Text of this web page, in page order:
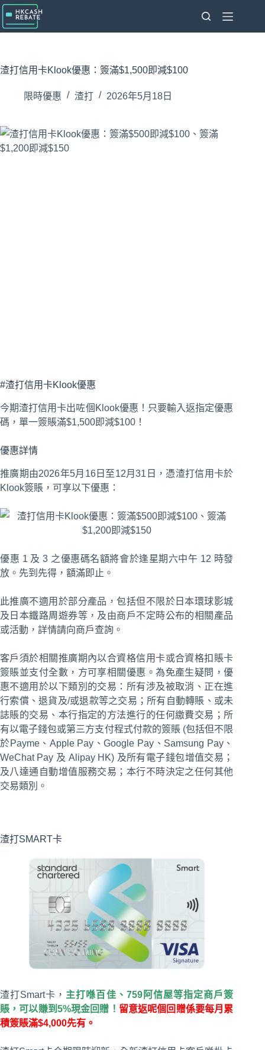
跳
至
主
內
渣打信用卡Klook優惠：簽滿$1,500即減$100
限時優惠 渣打 2026年5月18日
#渣打信用卡Klook優惠
今期渣打信用卡出咗個Klook優惠！只要輸入返指定優惠
碼，單一簽賬滿$1,500即減$100！
優惠詳情
推廣期由2026年5月16日至12月31日，憑渣打信用卡於
Klook簽賬，可享以下優惠：
優惠 1 及 3 之優惠碼名額將會於逢星期六中午 12 時發
放。先到先得，額滿即止。
此推廣不適用於部分產品，包括但不限於日本環球影城
及日本鐵路周遊券等，及由商戶不定時公布的相關產品
或活動，詳情請向商戶查詢。
客戶須於相關推廣期內以合資格信用卡或合資格扣賬卡
簽賬並支付全數，方可享相關優惠。為免產生疑問，優
惠不適用於以下類別的交易：所有涉及被取消、正在進
行索償、退貨及/或退款等之交易；所有自動轉賬、或未
誌賬的交易、本行指定的方法進行的任何繳費交易；所
有以電子錢包或第三方支付程式付款的簽賬 (包括但不限
於Payme、Apple Pay、Google Pay、Samsung Pay、
WeChat Pay 及 Alipay HK) 及所有電子錢包增值交易；
及八達通自動增值服務交易；本行不時決定之任何其他
交易類別。
渣打SMART卡
渣打Smart卡， 主打喺百佳、759阿信屋等指定商戶簽
賬，可以賺到5%現金回贈！ 留意返呢個回贈係要每月累
積簽賬滿$4,000先有。